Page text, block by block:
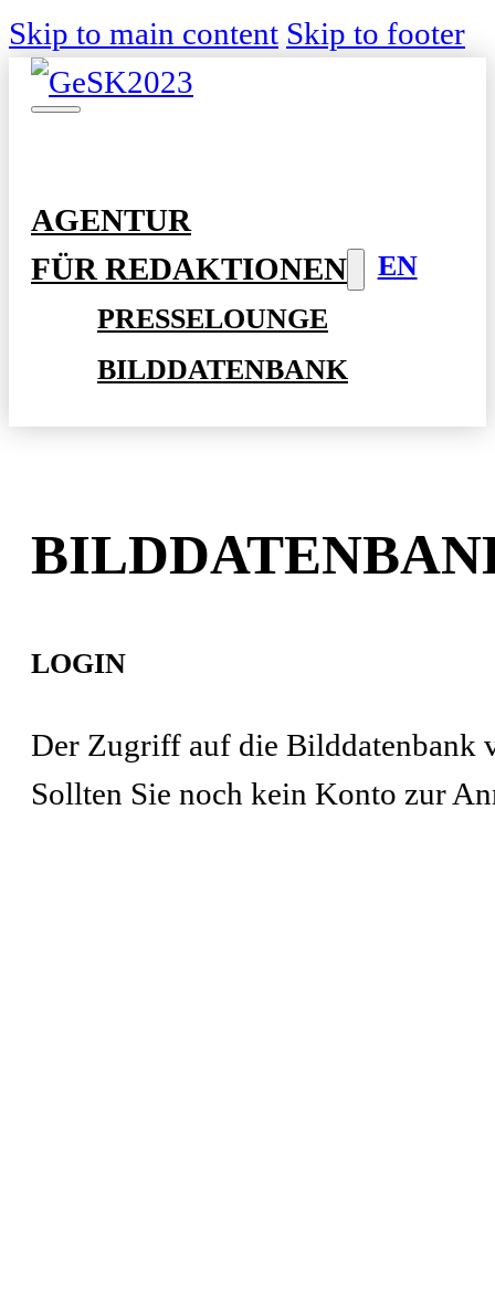
Skip to main content Skip to footer
AGENTUR
FÜR REDAKTIONEN
PRESSELOUNGE
BILDDATENBANK
EN
LOGIN
Der Zugriff auf die Bilddatenbank
Sollten Sie noch kein Konto zur